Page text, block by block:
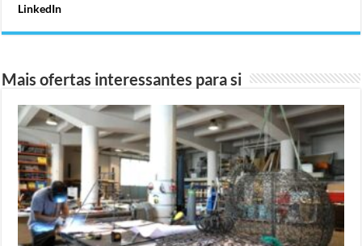
LinkedIn
Mais ofertas interessantes para si